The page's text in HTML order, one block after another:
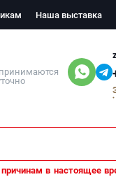
Наша выставка
в настоящее